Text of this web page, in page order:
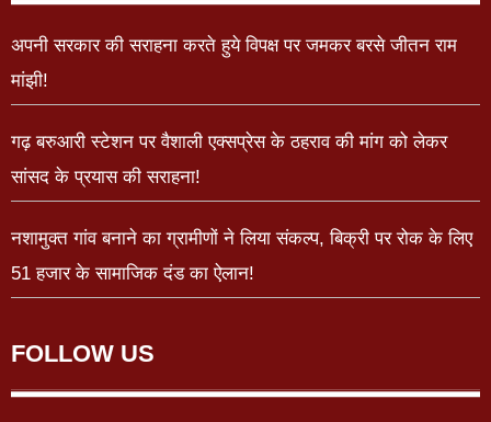
अपनी सरकार की सराहना करते हुये विपक्ष पर जमकर बरसे जीतन राम
मांझी!
गढ़ बरुआरी स्टेशन पर वैशाली एक्सप्रेस के ठहराव की मांग को लेकर
सांसद के प्रयास की सराहना!
नशामुक्त गांव बनाने का ग्रामीणों ने लिया संकल्प, बिक्री पर रोक के लिए
51 हजार के सामाजिक दंड का ऐलान!
FOLLOW US